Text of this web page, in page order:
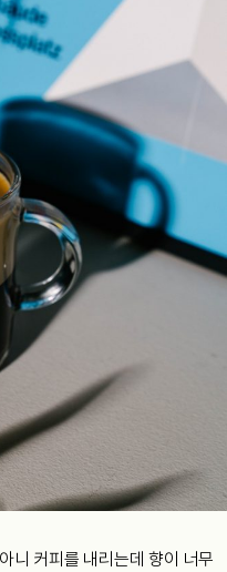
니 커피를 내리는데 향이 너무